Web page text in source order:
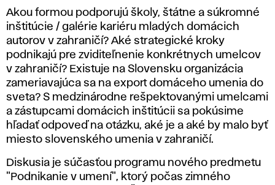
Akou formou podporujú školy, štátne a súkromné
inštitúcie / galérie kariéru mladých domácich
autorov v zahraničí? Aké strategické kroky
podnikajú pre zviditeľnenie konkrétnych umelcov
v zahraničí? Existuje na Slovensku organizácia
zameriavajúca sa na export domáceho umenia do
sveta? S medzinárodne rešpektovanými umelcami
a zástupcami domácich inštitúcii sa pokúsime
hľadať odpoveď na otázku, aké je a aké by malo byť
miesto slovenského umenia v zahraničí.
Diskusia je súčasťou programu nového predmetu
"Podnikanie v umení", ktorý počas zimného